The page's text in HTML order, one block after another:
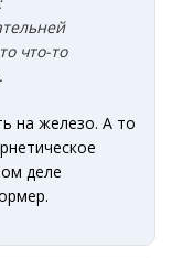
что-то
на железо. А то
деле